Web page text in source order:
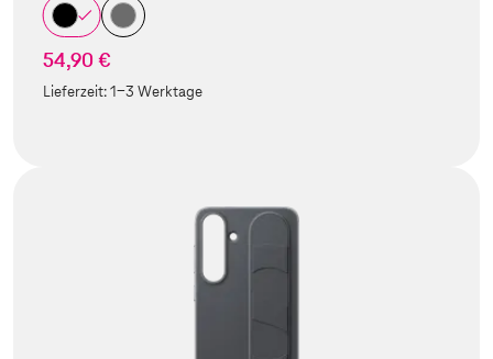
54,90 €
Lieferzeit:1-3 Werktage